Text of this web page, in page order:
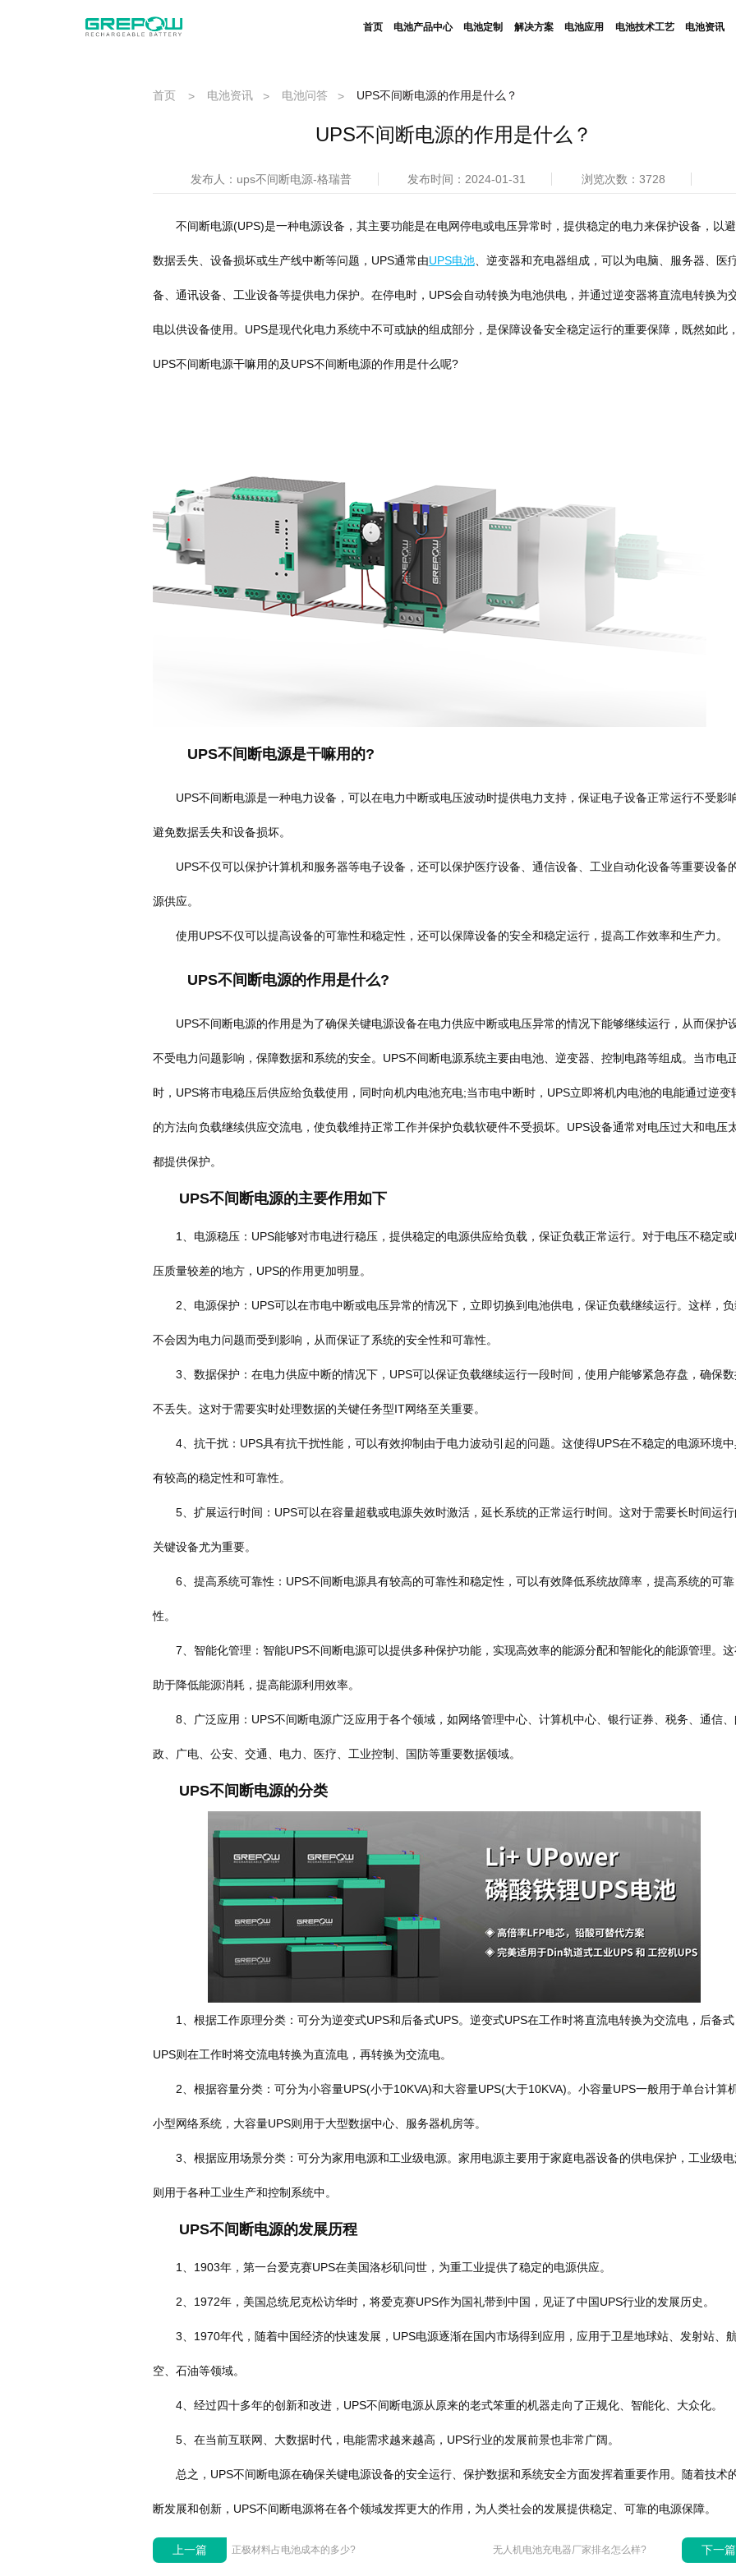
首页 电池产品中心 电池定制 解决方案 电池应用 电池技术工艺 电池资讯
首页 > 电池资讯 > 电池问答 > UPS不间断电源的作用是什么？
UPS不间断电源的作用是什么？
发布人：ups不间断电源-格瑞普 发布时间：2024-01-31 浏览次数：3728
不间断电源(UPS)是一种电源设备，其主要功能是在电网停电或电压异常时，提供稳定的电力来保护设备，以
数据丢失、设备损坏或生产线中断等问题，UPS通常由UPS电池、逆变器和充电器组成，可以为电脑、服务器、医
备、通讯设备、工业设备等提供电力保护。在停电时，UPS会自动转换为电池供电，并通过逆变器将直流电转换为
电以供设备使用。UPS是现代化电力系统中不可或缺的组成部分，是保障设备安全稳定运行的重要保障，既然如此
UPS不间断电源干嘛用的及UPS不间断电源的作用是什么呢?
UPS不间断电源是干嘛用的?
UPS不间断电源是一种电力设备，可以在电力中断或电压波动时提供电力支持，保证电子设备正常运行不受影
避免数据丢失和设备损坏。
UPS不仅可以保护计算机和服务器等电子设备，还可以保护医疗设备、通信设备、工业自动化设备等重要设备
源供应。
使用UPS不仅可以提高设备的可靠性和稳定性，还可以保障设备的安全和稳定运行，提高工作效率和生产力。
UPS不间断电源的作用是什么?
UPS不间断电源的作用是为了确保关键电源设备在电力供应中断或电压异常的情况下能够继续运行，从而保护
不受电力问题影响，保障数据和系统的安全。UPS不间断电源系统主要由电池、逆变器、控制电路等组成。当市电
时，UPS将市电稳压后供应给负载使用，同时向机内电池充电;当市电中断时，UPS立即将机内电池的电能通过逆变
的方法向负载继续供应交流电，使负载维持正常工作并保护负载软硬件不受损坏。UPS设备通常对电压过大和电压
都提供保护。
UPS不间断电源的主要作用如下
1、电源稳压：UPS能够对市电进行稳压，提供稳定的电源供应给负载，保证负载正常运行。对于电压不稳定或
压质量较差的地方，UPS的作用更加明显。
2、电源保护：UPS可以在市电中断或电压异常的情况下，立即切换到电池供电，保证负载继续运行。这样，负
不会因为电力问题而受到影响，从而保证了系统的安全性和可靠性。
3、数据保护：在电力供应中断的情况下，UPS可以保证负载继续运行一段时间，使用户能够紧急存盘，确保数
不丢失。这对于需要实时处理数据的关键任务型IT网络至关重要。
4、抗干扰：UPS具有抗干扰性能，可以有效抑制由于电力波动引起的问题。这使得UPS在不稳定的电源环境中
有较高的稳定性和可靠性。
5、扩展运行时间：UPS可以在容量超载或电源失效时激活，延长系统的正常运行时间。这对于需要长时间运行
关键设备尤为重要。
6、提高系统可靠性：UPS不间断电源具有较高的可靠性和稳定性，可以有效降低系统故障率，提高系统的可靠
性。
7、智能化管理：智能UPS不间断电源可以提供多种保护功能，实现高效率的能源分配和智能化的能源管理。这
助于降低能源消耗，提高能源利用效率。
8、广泛应用：UPS不间断电源广泛应用于各个领域，如网络管理中心、计算机中心、银行证券、税务、通信、
政、广电、公安、交通、电力、医疗、工业控制、国防等重要数据领域。
UPS不间断电源的分类
1、根据工作原理分类：可分为逆变式UPS和后备式UPS。逆变式UPS在工作时将直流电转换为交流电，后备式
UPS则在工作时将交流电转换为直流电，再转换为交流电。
2、根据容量分类：可分为小容量UPS(小于10KVA)和大容量UPS(大于10KVA)。小容量UPS一般用于单台计算
小型网络系统，大容量UPS则用于大型数据中心、服务器机房等。
3、根据应用场景分类：可分为家用电源和工业级电源。家用电源主要用于家庭电器设备的供电保护，工业级电
则用于各种工业生产和控制系统中。
UPS不间断电源的发展历程
1、1903年，第一台爱克赛UPS在美国洛杉矶问世，为重工业提供了稳定的电源供应。
2、1972年，美国总统尼克松访华时，将爱克赛UPS作为国礼带到中国，见证了中国UPS行业的发展历史。
3、1970年代，随着中国经济的快速发展，UPS电源逐渐在国内市场得到应用，应用于卫星地球站、发射站、航
空、石油等领域。
4、经过四十多年的创新和改进，UPS不间断电源从原来的老式笨重的机器走向了正规化、智能化、大众化。
5、在当前互联网、大数据时代，电能需求越来越高，UPS行业的发展前景也非常广阔。
总之，UPS不间断电源在确保关键电源设备的安全运行、保护数据和系统安全方面发挥着重要作用。随着技术
断发展和创新，UPS不间断电源将在各个领域发挥更大的作用，为人类社会的发展提供稳定、可靠的电源保障。
上一篇 正极材料占电池成本的多少? 下一篇
无人机电池充电器厂家排名怎么样?